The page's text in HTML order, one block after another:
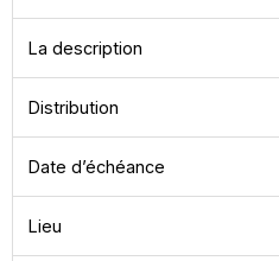
La description
Distribution
Date d’échéance
Lieu